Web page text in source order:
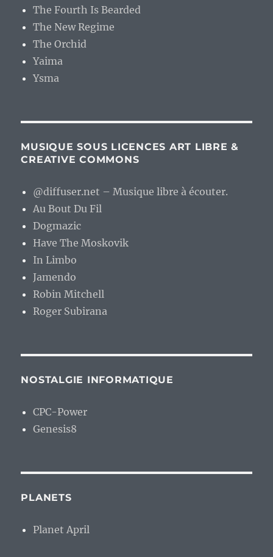
The Fourth Is Bearded
The New Regime
The Orchid
Yaima
Ysma
MUSIQUE SOUS LICENCES ART LIBRE &
CREATIVE COMMONS
@diffuser.net – Musique libre à écouter.
Au Bout Du Fil
Dogmazic
Have The Moskovik
In Limbo
Jamendo
Robin Mitchell
Roger Subirana
NOSTALGIE INFORMATIQUE
CPC-Power
Genesis8
PLANETS
Planet April